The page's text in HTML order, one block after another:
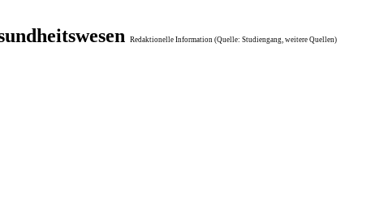
Redaktionelle Information (Quelle: Studiengang, weitere Quellen)